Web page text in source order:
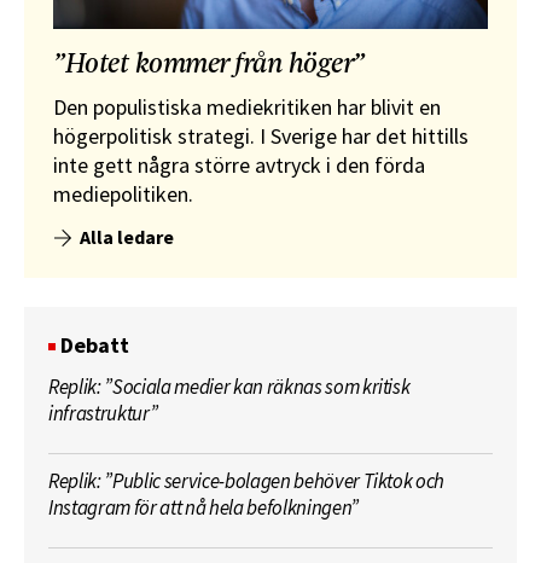
”Hotet kommer från höger”
Den populistiska mediekritiken har blivit en
högerpolitisk strategi. I Sverige har det hittills
inte gett några större avtryck i den förda
mediepolitiken.
Alla ledare
Debatt
Replik: ”Sociala medier kan räknas som kritisk
infrastruktur”
Replik: ”Public service-bolagen behöver Tiktok och
Instagram för att nå hela befolkningen”